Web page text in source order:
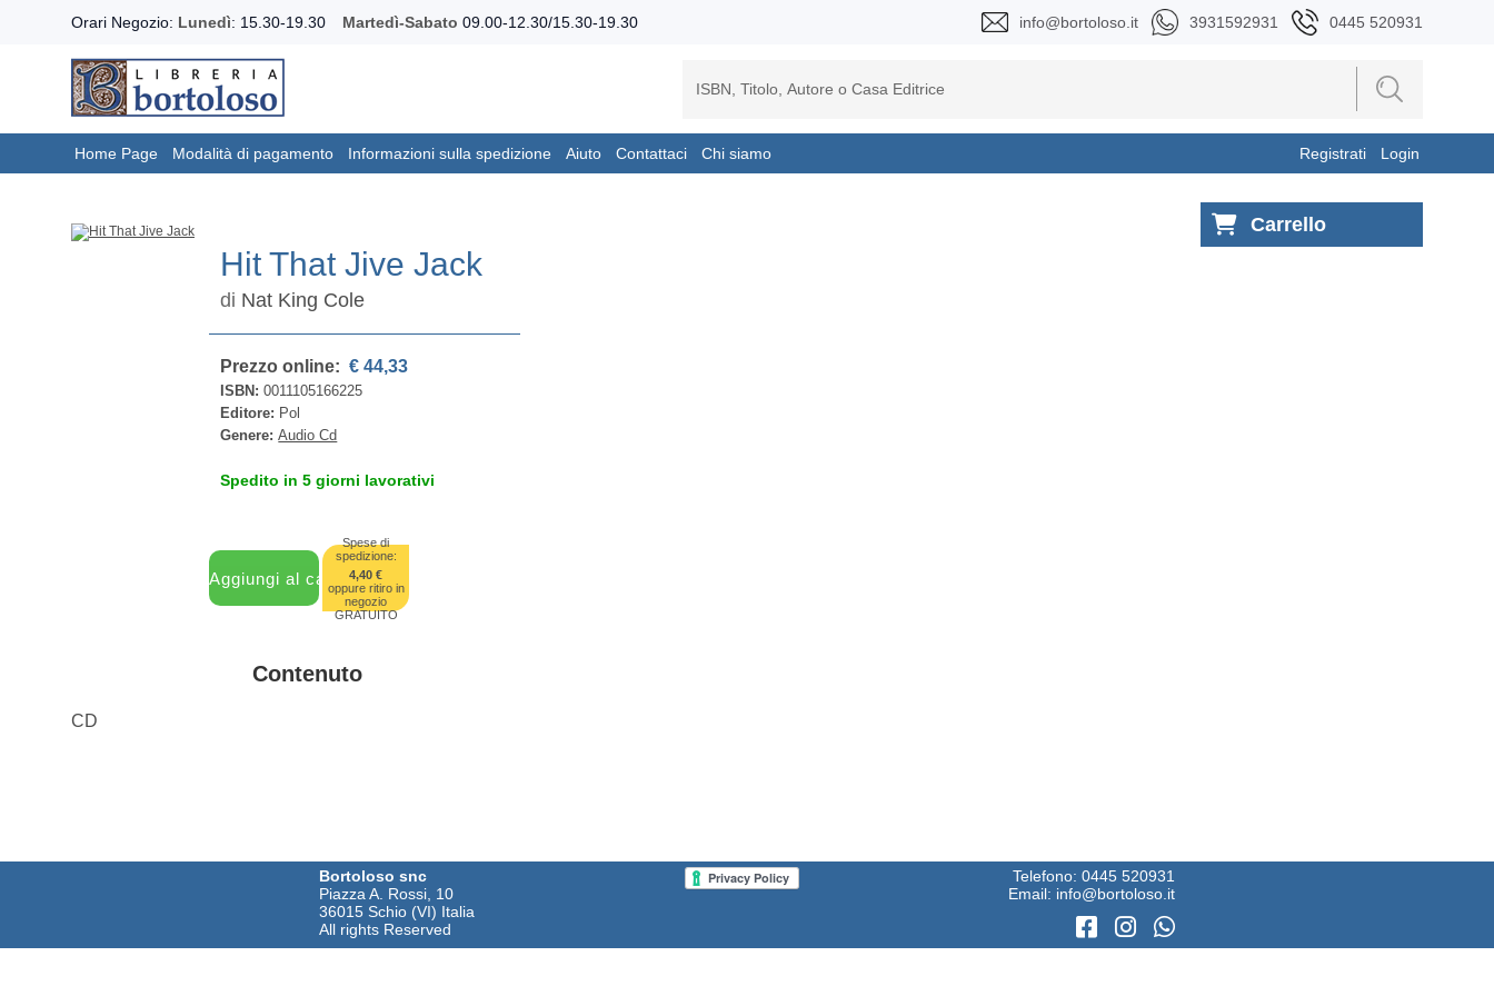
Orari Negozio: Lunedì: 15.30-19.30 Martedì-Sabato 09.00-12.30/15.30-19.30 info@bortoloso.it 3931592931 0445 520931
Home Page Modalità di pagamento Informazioni sulla spedizione Aiuto Contattaci Chi siamo Registrati Login
Hit That Jive Jack
di Nat King Cole
Prezzo online: € 44,33
ISBN:0011105166225
Editore: Pol
Genere:Audio Cd
Spedito in 5 giorni lavorativi
Spese di
spedizione:
4,40 €
oppure ritiro in
negozio
GRATUITO
Contenuto
CD
Carrello
Bortoloso snc
Piazza A. Rossi, 10
36015 Schio (VI) Italia
All rights Reserved
Telefono: 0445 520931
Email: info@bortoloso.it